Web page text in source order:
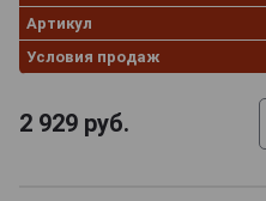
Артикул
Условия продаж
2 929 руб.